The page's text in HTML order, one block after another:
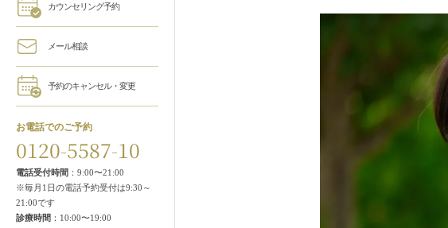
カウンセリング予約
メール相談
予約のキャンセル・変更
お電話でのご予約
0120-5587-10
電話受付時間 ：9:00〜21:00
※毎月1日の電話予約受付は9:30～
21:00です
診療時間 ：10:00〜19:00